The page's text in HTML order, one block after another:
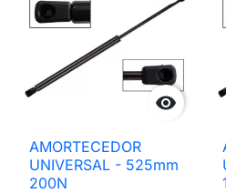

AMORTECEDOR
UNIVERSAL - 525mm
200N